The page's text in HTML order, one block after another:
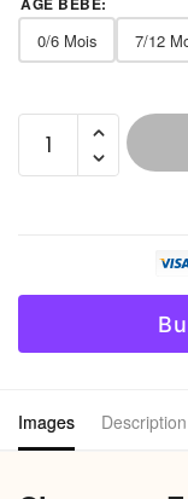
0/6 Mois 7/12
Chausson
Chaud
Images Description